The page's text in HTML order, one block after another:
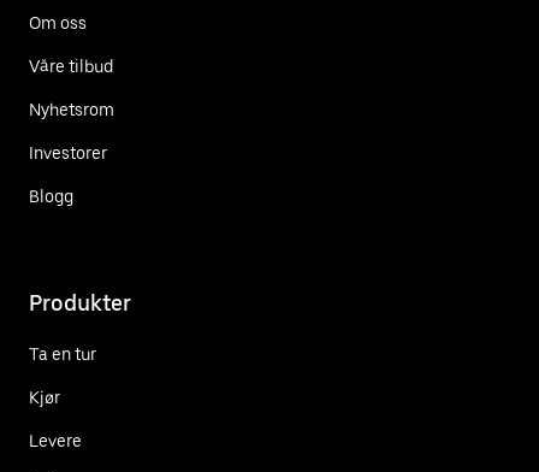
Om oss
Våre tilbud
Nyhetsrom
Investorer
Blogg
Produkter
Ta en tur
Kjør
Levere